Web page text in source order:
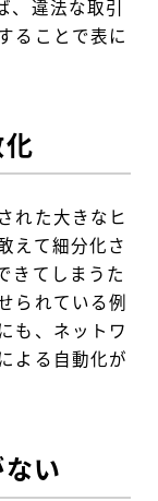
、違法な取引
ることで表に
れた大きなヒ
えて細分化さ
きてしまうた
られている例
も、ネットワ
よる自動化が
い